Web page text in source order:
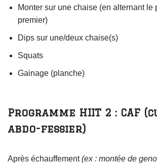
Monter sur une chaise (en alternant le
premier)
Dips sur une/deux chaise(s)
Squats
Gainage (planche)
Programme HIIT 2 : CAF
abdo-fessier)
Après échauffement(ex : montée de